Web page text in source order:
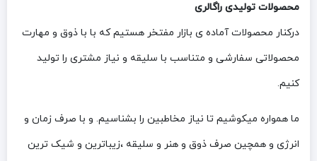
محصولات تولیدی راگالری
درکنار محصولات آماده ی بازار مفتخر هستیم که با با ذوق و مهارت
محصولاتی سفارشی و متناسب با سلیقه و نیاز مشتری را تولید
کنیم.
ما همواره میکوشیم تا نیاز مخاطبین را بشناسیم. و با صرف زمان و
انرژی و همچین صرف ذوق و هنر و سلیقه ،زیباترین و شیک ترین